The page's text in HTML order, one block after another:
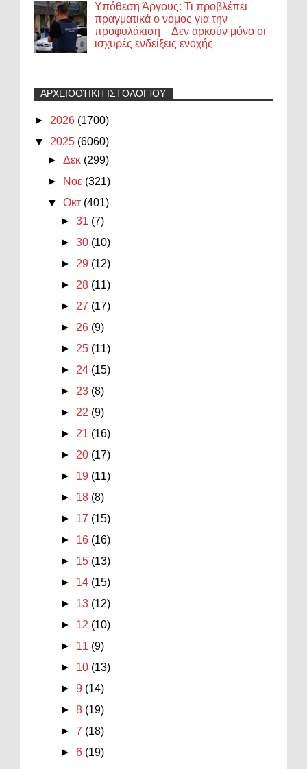
Υπόθεση Άργους: Τι προβλέπει
πραγματικά ο νόμος για την
προφυλάκιση – Δεν αρκούν μόνο οι
ισχυρές ενδείξεις ενοχής
ΑΡΧΕΙΟΘΉΚΗ ΙΣΤΟΛΟΓΊΟΥ
► 2026 (1700)
▼ 2025 (6060)
►Δεκ (299)
►
Νοε (321)
▼Οκτ (401)
►31 (7)
►30 (10)
► 29 (12)
► 28 (11)
► 27 (17)
► 26 (9)
► 25 (11)
► 24 (15)
► 23 (8)
► 22 (9)
► 21 (16)
► 20 (17)
► 19 (11)
► 18 (8)
► 17 (15)
► 16 (16)
► 15 (13)
► 14 (15)
► 13 (12)
► 12 (10)
► 11 (9)
► 10 (13)
►9 (14)
►8 (19)
►7 (18)
►6 (19)